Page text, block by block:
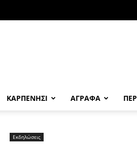
ΚΑΡΠΕΝΗΣΙ ΑΓΡΑΦΑ
Εκδηλώσεις